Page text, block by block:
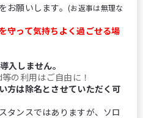
お願いします。 (お返事は無理な
守って気持ちよく過ごせる場
しません。
の利用はご自由に！
方は除名とさせていただく可
タンスではありますが、ソロ